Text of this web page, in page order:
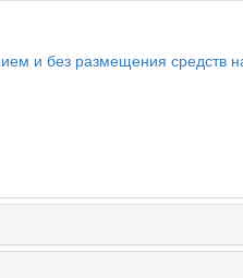
и без размещения средств